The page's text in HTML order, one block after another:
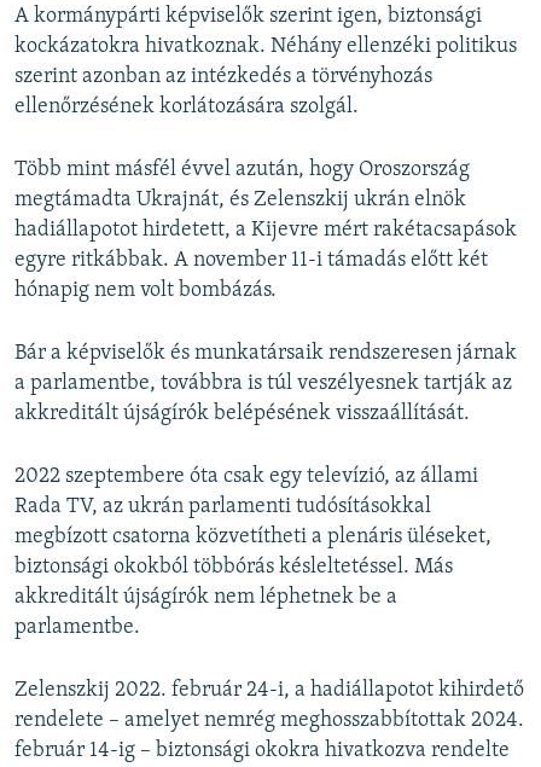
A kormánypárti képviselők szerint igen, biztonsági
kockázatokra hivatkoznak. Néhány ellenzéki politikus
szerint azonban az intézkedés a törvényhozás
ellenőrzésének korlátozására szolgál.
Több mint másfél évvel azután, hogy Oroszország
megtámadta Ukrajnát, és Zelenszkij ukrán elnök
hadiállapotot hirdetett, a Kijevre mért rakétacsapások
egyre ritkábbak. A november 11-i támadás előtt két
hónapig nem volt bombázás.
Bár a képviselők és munkatársaik rendszeresen járnak
a parlamentbe, továbbra is túl veszélyesnek tartják az
akkreditált újságírók belépésének visszaállítását.
2022 szeptembere óta csak egy televízió, az állami
Rada TV, az ukrán parlamenti tudósításokkal
megbízott csatorna közvetítheti a plenáris üléseket,
biztonsági okokból többórás késleltetéssel. Más
akkreditált újságírók nem léphetnek be a
parlamentbe.
Zelenszkij 2022. február 24-i, a hadiállapotot kihirdető
rendelete – amelyet nemrég meghosszabbítottak 2024.
február 14-ig – biztonsági okokra hivatkozva rendelte